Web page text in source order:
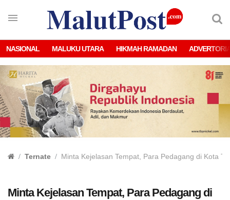
NASIONAL MALUKU UTARA HIKMAH RAMADAN
Ternate Minta Kejelasan Tempat, Para Pedagang di Kota
Minta Kejelasan Tempat, Para Pedagang di